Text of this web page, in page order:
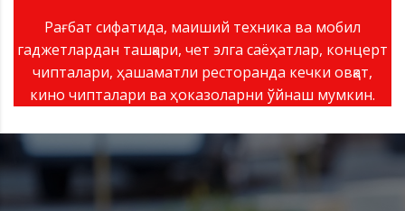
Рағбат сифатида, маиший техника ва мобил
гаджетлардан ташқари, чет элга саёҳатлар, концерт
чипталари, ҳашаматли ресторанда кечки овқат,
кино чипталари ва ҳоказоларни ўйнаш мумкин.